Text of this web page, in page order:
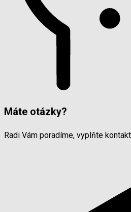
Máte otázky?
Radi Vám poradíme, vyplňte